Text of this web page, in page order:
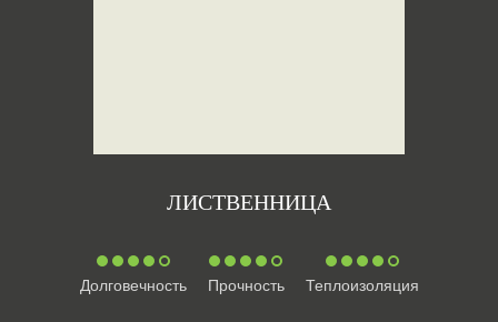
ЛИСТВЕННИЦА
Долговечность Прочность Теплоизоляция